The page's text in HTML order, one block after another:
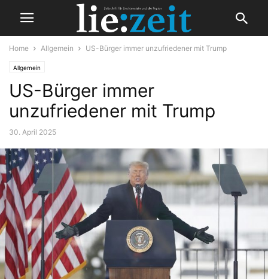
Home Allgemein US-Bürger immer unzufriedener mit Trump
Allgemein
US-Bürger immer
unzufriedener mit Trump
30. April 2025